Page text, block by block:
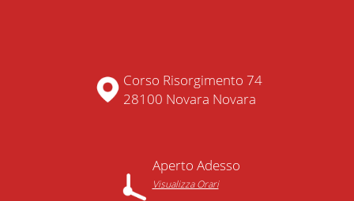
Corso Risorgimento 74
28100 Novara Novara
Aperto Adesso
Visualizza Orari